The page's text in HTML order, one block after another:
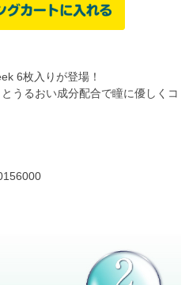
6枚入りが登場！
うるおい成分配合で瞳に優しくコ